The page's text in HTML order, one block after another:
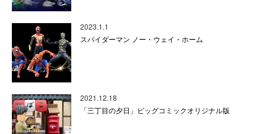
2023.1.1
スパイダーマン ノー・ウェイ・ホーム
2021.12.18
「三丁目の夕日」ビッグコミックオリジナル版